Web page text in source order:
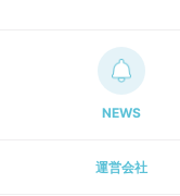
NEWS
運営会社